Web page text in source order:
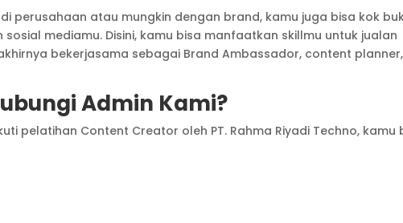
perusahaan atau mungkin dengan brand, kamu juga bisa kok
mediamu. Disini, kamu bisa manfaatkan skillmu untuk jualan
bekerjasama sebagai Brand Ambassador, content planner,
Admin Kami?
pelatihan Content Creator oleh PT. Rahma Riyadi Techno, kamu